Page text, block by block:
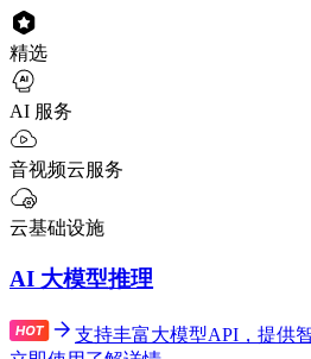
精选
AI 服务
音视频云服务
云基础设施
AI 大模型推理
支持丰富大模型API，提供